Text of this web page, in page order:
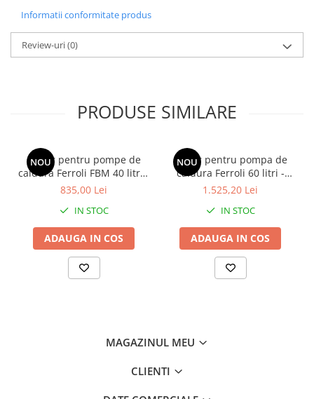
Informatii conformitate produs
Review-uri(0)
PRODUSE SIMILARE
NOU
Puffer pentru pompe de
caldura Ferroli FBM 40 litri -
FBM-PC0040
835,00 Lei
IN STOC
ADAUGA IN COS
NOU
Puffer pentru pompa de
caldura Ferroli 60 litri -
FBM-PC0060
1.525,20 Lei
IN STOC
ADAUGA IN COS
MAGAZINUL MEU
CLIENTI